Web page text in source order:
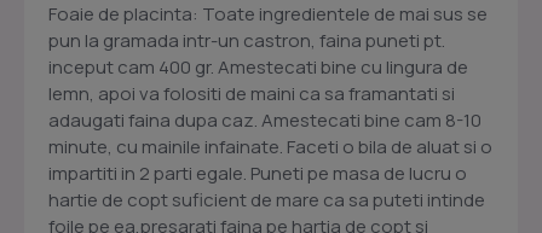
Foaie de placinta: Toate ingredientele de mai sus se
pun la gramada intr-un castron, faina puneti pt.
inceput cam 400 gr. Amestecati bine cu lingura de
lemn, apoi va folositi de maini ca sa framantati si
adaugati faina dupa caz. Amestecati bine cam 8-10
minute, cu mainile infainate. Faceti o bila de aluat si o
impartiti in 2 parti egale. Puneti pe masa de lucru o
hartie de copt suficient de mare ca sa puteti intinde
foile pe ea,presarati faina pe hartia de copt si